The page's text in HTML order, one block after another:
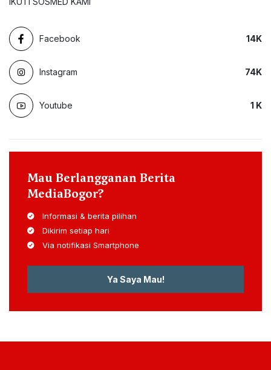
Facebook 14K
Instagram 74K
Youtube 1 K
Mau Berlangganan Berita
MediaBogor?
Informasi & berita pilihan
Dikirim setiap hari
Via notifikasi Smartphone
Ya Saya Mau!